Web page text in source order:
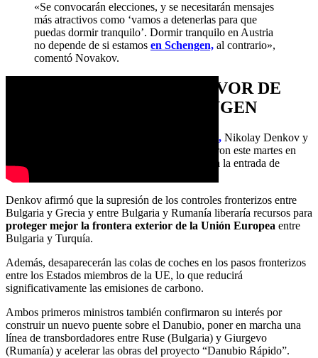
«Se convocarán elecciones, y se necesitarán mensajes
más atractivos como ‘vamos a detenerlas para que
puedas dormir tranquilo’. Dormir tranquilo en Austria
no depende de si estamos en Schengen, al contrario»,
comentó Novakov.
CAMPAÑA EUROPEA A FAVOR DE
AMBOS PAÍSES EN SCHENGEN
Rumanía, Nikolay Denkov y
Ion-Marcel Ciolacu, respectivamente, se reunieron este martes en
Atenas para debatir
para la entrada de
Bulgaria y Rumanía en el espacio Schengen.
Denkov afirmó que la supresión de los controles fronterizos entre
Bulgaria y Grecia y entre Bulgaria y Rumanía liberaría recursos para
proteger mejor la frontera exterior de la Unión Europea entre
Bulgaria y Turquía.
Además, desaparecerán las colas de coches en los pasos fronterizos
entre los Estados miembros de la UE, lo que reducirá
significativamente las emisiones de carbono.
Ambos primeros ministros también confirmaron su interés por
construir un nuevo puente sobre el Danubio, poner en marcha una
línea de transbordadores entre Ruse (Bulgaria) y Giurgevo
(Rumanía) y acelerar las obras del proyecto “Danubio Rápido”.